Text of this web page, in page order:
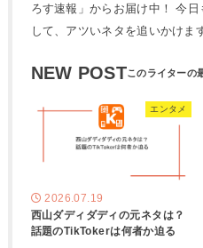
ろす速報」からお届け中！ 今日
して、アツいネタを追いかけま
NEW POST
エンタメ
2026.07.19
西山ダディダディの元ネタは？
話題のTikTokerは何者か迫る